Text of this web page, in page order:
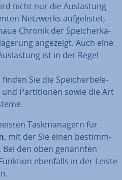
nicht nur die Aus­las­tung
Netzwerks auf­ge­lis­tet,
Chronik der Spei­cher­ka­
angezeigt. Auch eine
ist in der Regel
finden Sie die Spei­cher­be­le­
Par­ti­tio­nen sowie die Art
Task­ma­na­gern für
, mit der Sie einen be­stimm­
den oben genannten
ebenfalls in der Leiste